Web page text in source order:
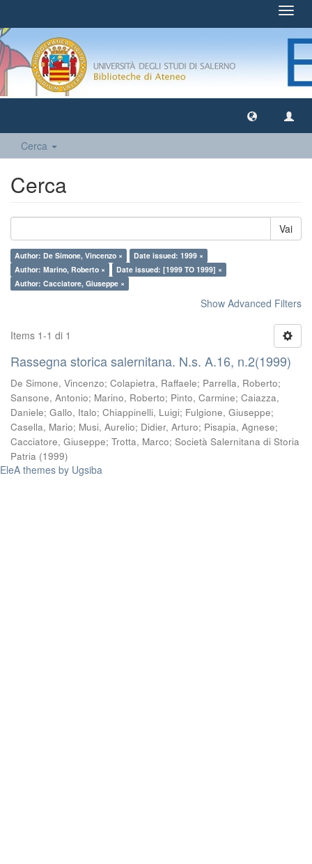
Cerca
Cerca
Vai
Author: De Simone, Vincenzo ×
Date issued: 1999 ×
Author: Marino, Roberto ×
Date issued: [1999 TO 1999] ×
Author: Cacciatore, Giuseppe ×
Show Advanced Filters
Items 1-1 di 1
Rassegna storica salernitana. N.s. A.16, n.2(1999)
De Simone, Vincenzo; Colapietra, Raffaele; Parrella, Roberto;
Sansone, Antonio; Marino, Roberto; Pinto, Carmine; Caiazza,
Daniele; Gallo, Italo; Chiappinelli, Luigi; Fulgione, Giuseppe;
Casella, Mario; Musi, Aurelio; Didier, Arturo; Pisapia, Agnese;
Cacciatore, Giuseppe; Trotta, Marco; Società Salernitana di Storia
Patria (1999)
EleA themes by Ugsiba